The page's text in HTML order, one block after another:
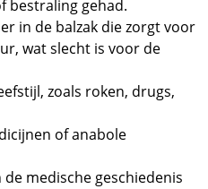
bestraling gehad.
in de balzak die zorgt voor
wat slecht is voor de
zoals roken, drugs,
of anabole
medische geschiedenis